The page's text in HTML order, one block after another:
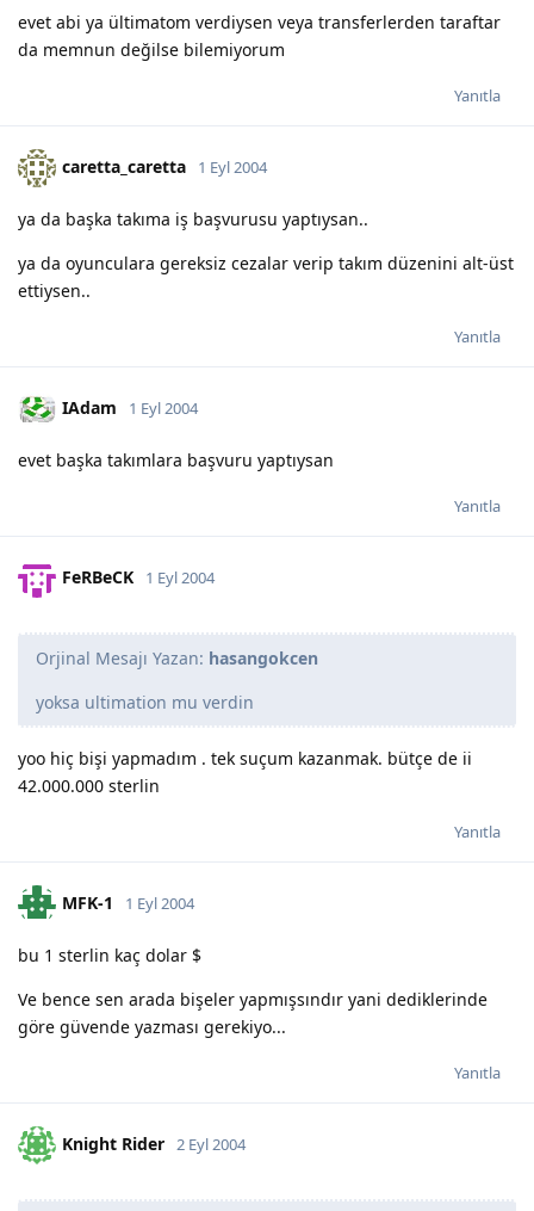
evet abi ya ültimatom verdiysen veya transferlerden taraftar
da memnun değilse bilemiyorum
Yanıtla
caretta_caretta 1 Eyl 2004
ya da başka takıma iş başvurusu yaptıysan..
ya da oyunculara gereksiz cezalar verip takım düzenini alt-üst
ettiysen..
Yanıtla
IAdam 1 Eyl 2004
evet başka takımlara başvuru yaptıysan
Yanıtla
FeRBeCK 1 Eyl 2004
Orjinal Mesajı Yazan: hasangokcen
yoksa ultimation mu verdin
yoo hiç bişi yapmadım . tek suçum kazanmak. bütçe de ii
42.000.000 sterlin
Yanıtla
MFK-1 1 Eyl 2004
bu 1 sterlin kaç dolar $
Ve bence sen arada bişeler yapmışsındır yani dediklerinde
göre güvende yazması gerekiyo...
Yanıtla
Knight Rider 2 Eyl 2004